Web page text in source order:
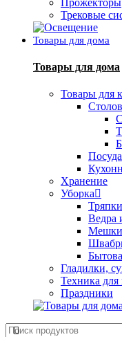
Прожекторы
Трековые
Товары для дома
Товары для дома
Товары для
Хранение
Уборка
Ведра
Мешки
Гладилки,
Техника для
Праздники